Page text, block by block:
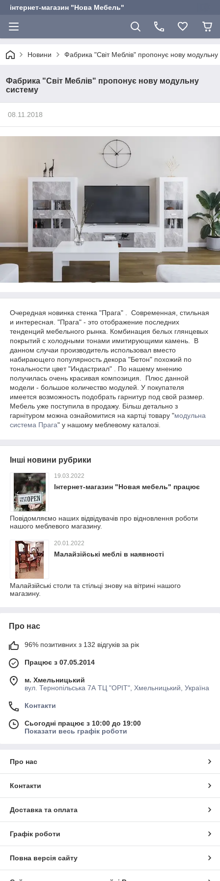
інтернет-магазин "Нова Мебель"
Новини Фабрика "Світ Меблів" пропонує нову модульну
Фабрика "Світ Меблів" пропонує нову модульну
систему
08.11.2018
Очередная новинка стенка "Прага" . Современная, стильная
и интересная. "Прага" - это отображение последних
тенденций мебельного рынка. Комбинация белых глянцевых
покрытий с холодными тонами имитирующими камень. В
данном случаи производитель использовал вместо
набирающего популярность декора "Бетон" похожий по
тональности цвет "Индастриал" . По нашему мнению
получилась очень красивая композиция. Плюс данной
модели - большое количество модулей. У покупателя
имеется возможность подобрать гарнитур под свой размер.
Мебель уже поступила в продажу. Більш детально з
гарнітуром можна ознайомитися на картці товару "модульна
система Прага" у нашому меблевому каталозі.
Інші новини рубрики
19.03.2022
Інтернет-магазин "Новая мебель" працює
Повідомляємо наших відвідувачів про відновлення роботи
нашого меблевого магазину.
20.01.2022
Малайзійські меблі в наявності
Малайзійські столи та стільці знову на вітрині нашого
магазину.
Про нас
96% позитивних з 132 відгуків за рік
Працює з 07.05.2014
м. Хмельницький
вул. Тернопільська 7А ТЦ "ОРІТ", Хмельницький, Україна
Контакти
Сьогодні працює з 10:00 до 19:00
Показати весь графік роботи
Про нас
Контакти
Доставка та оплата
Графік роботи
Повна версія сайту